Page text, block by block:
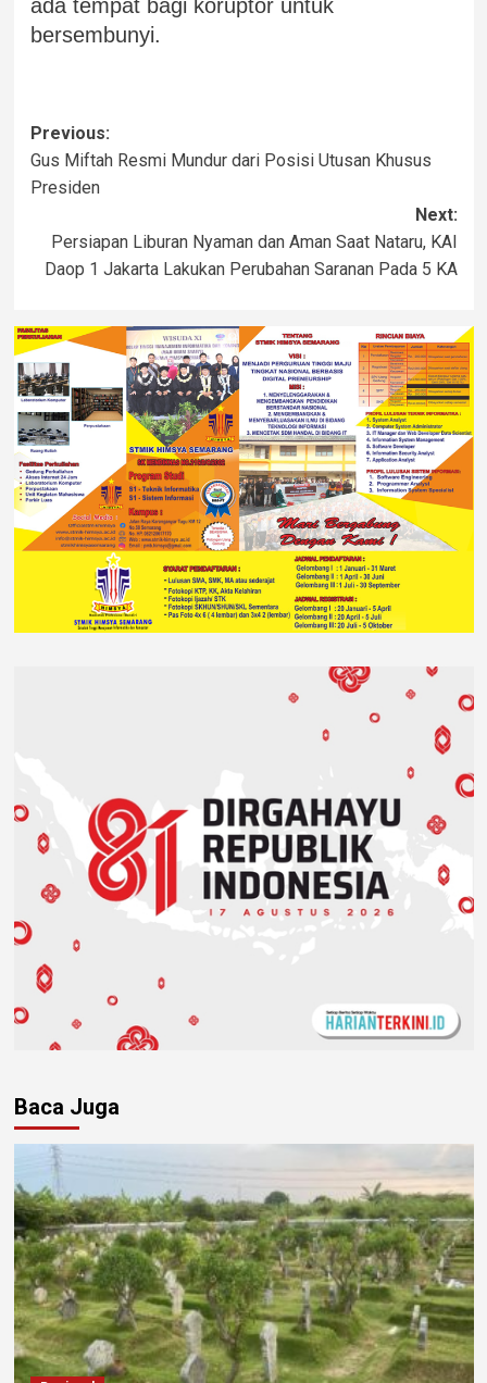
ada tempat bagi koruptor untuk
bersembunyi.
Previous:
Gus Miftah Resmi Mundur dari Posisi Utusan Khusus
Presiden
Next:
Persiapan Liburan Nyaman dan Aman Saat Nataru, KAI
Daop 1 Jakarta Lakukan Perubahan Saranan Pada 5 KA
Baca Juga